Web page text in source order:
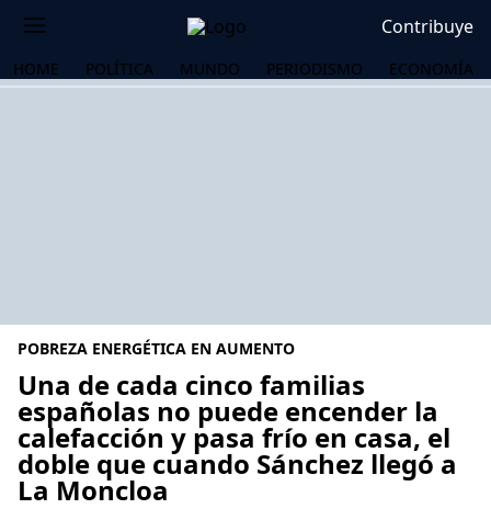
Contribuye
HOME POLÍTICA MUNDO PERIODISMO ECONOMÍA
POBREZA ENERGÉTICA EN AUMENTO
Una de cada cinco familias
españolas no puede encender la
calefacción y pasa frío en casa, el
doble que cuando Sánchez llegó a
La Moncloa